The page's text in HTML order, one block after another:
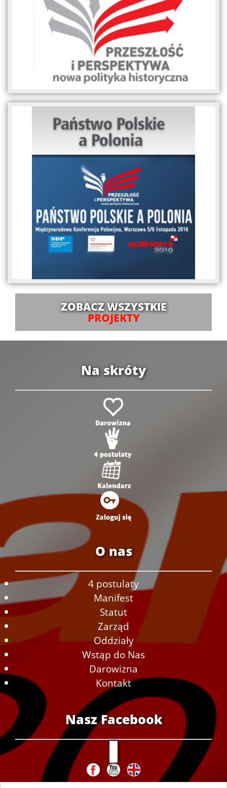
ZOBACZ WSZYSTKIE
PROJEKTY
Na skróty
O nas
4 postulaty
Manifest
Statut
Zarząd
Oddziały
Wstąp do Nas
Darowizna
Kontakt
Nasz Facebook